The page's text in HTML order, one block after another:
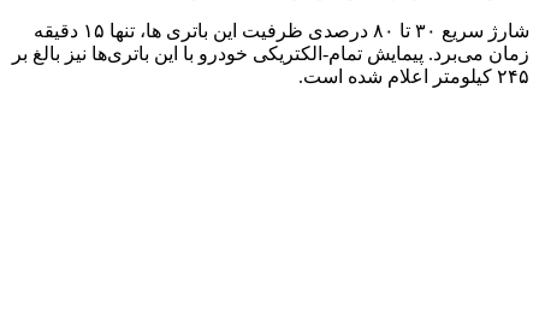
شارژ سریع ۳۰ تا ۸۰ درصدی ظرفیت این باتری ها، تنها ۱۵ دقیقه
زمان می‌برد. پیمایش تمام-الکتریکی خودرو با این باتری‌ها نیز بالغ بر
۲۴۵ کیلومتر اعلام شده است.